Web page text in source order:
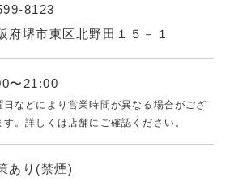
8123
府堺市東区北野田１５－１
〜21:00
などにより営業時間が異なる場合がござ
す。詳しくは店舗にご確認ください。
あり(禁煙)